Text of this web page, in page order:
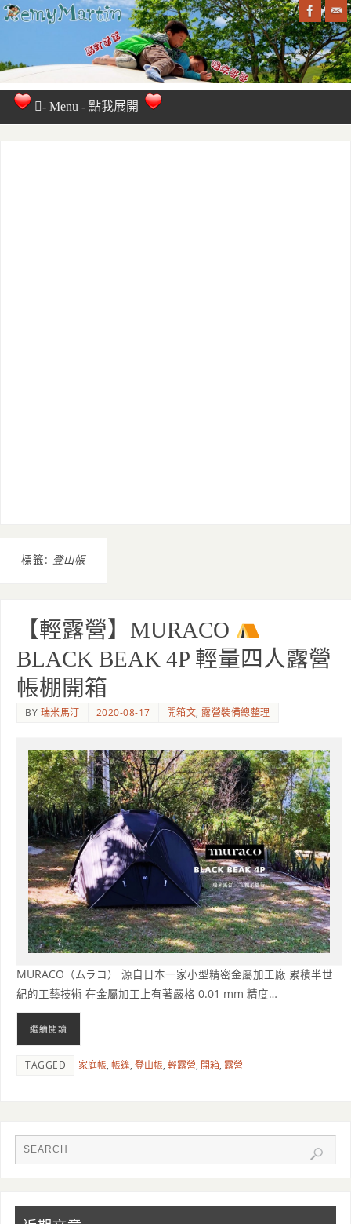
標籤: 登山帳
【輕露營】MURACO
BLACK BEAK 4P 輕量四人露營
帳棚開箱
BY 瑞米馬汀 2020-08-17 開箱文, 露營裝備總整理
MURACO（ムラコ） 源自日本一家小型精密金屬加工廠 累積半世
紀的工藝技術 在金屬加工上有著嚴格 0.01 mm 精度…
繼續閱讀
TAGGED 家庭帳,帳篷,登山帳,輕露營, 開箱,露營